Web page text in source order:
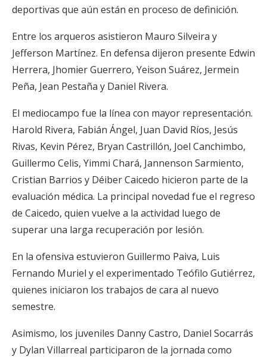
deportivas que aún están en proceso de definición.
Entre los arqueros asistieron Mauro Silveira y
Jefferson Martínez. En defensa dijeron presente Edwin
Herrera, Jhomier Guerrero, Yeison Suárez, Jermein
Peña, Jean Pestaña y Daniel Rivera.
El mediocampo fue la línea con mayor representación.
Harold Rivera, Fabián Ángel, Juan David Ríos, Jesús
Rivas, Kevin Pérez, Bryan Castrillón, Joel Canchimbo,
Guillermo Celis, Yimmi Chará, Jannenson Sarmiento,
Cristian Barrios y Déiber Caicedo hicieron parte de la
evaluación médica. La principal novedad fue el regreso
de Caicedo, quien vuelve a la actividad luego de
superar una larga recuperación por lesión.
En la ofensiva estuvieron Guillermo Paiva, Luis
Fernando Muriel y el experimentado Teófilo Gutiérrez,
quienes iniciaron los trabajos de cara al nuevo
semestre.
Asimismo, los juveniles Danny Castro, Daniel Socarrás
y Dylan Villarreal participaron de la jornada como